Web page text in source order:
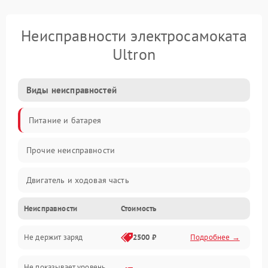
Неисправности электросамоката
Ultron
Виды неисправностей
Питание и батарея
Прочие неисправности
Двигатель и ходовая часть
Тормоза и безопасность
Подвеска и колеса
Неисправности Стоимость
Не держит заряд 2500 ₽ Подробнее →